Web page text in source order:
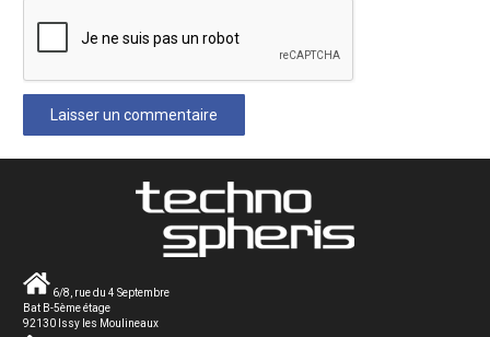
Laisser un commentaire
6/8, rue du 4 Septembre
Bat B-5ème étage
92130 Issy les Moulineaux